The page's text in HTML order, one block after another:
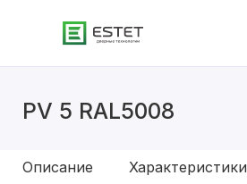
PV 5 RAL5008
Описание Характеристики